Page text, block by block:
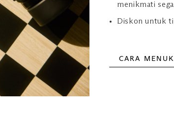
menikmati
Diskon untuk
CARA